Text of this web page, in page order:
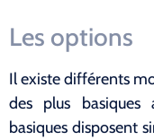
Les options
Il existe différents
des plus basiques
basiques disposent